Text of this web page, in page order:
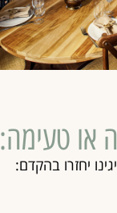
או טעימה:
יחזרו בהקדם: